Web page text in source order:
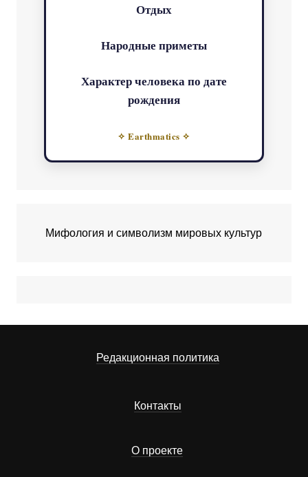
Отдых
Народные приметы
Характер человека по дате
рождения
✧ Earthmatics ✧
Мифология и символизм мировых культур
Редакционная политика
Контакты
О проекте